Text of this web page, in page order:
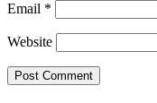
Email *
Website